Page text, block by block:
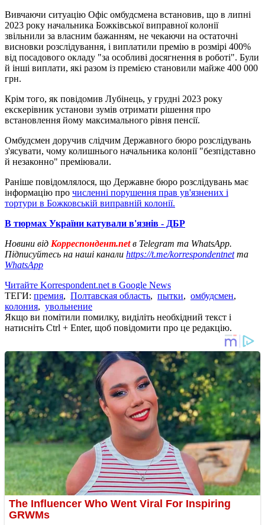
Вивчаючи ситуацію Офіс омбудсмена встановив, що в липні
2023 року начальника Божківської виправної колонії
звільнили за власним бажанням, не чекаючи на остаточні
висновки розслідування, і виплатили премію в розмірі 400%
від посадового окладу "за особливі досягнення в роботі". Були
й інші виплати, які разом із премією становили майже 400 000
грн.
Крім того, як повідомив Лубінець, у грудні 2023 року
екскерівник установи зумів отримати рішення про
встановлення йому максимального рівня пенсії.
Омбудсмен доручив слідчим Державного бюро розслідувань
з'ясувати, чому колишнього начальника колонії "безпідставно
й незаконно" преміювали.
Раніше повідомлялося, що Державне бюро розслідувань має
інформацію про численні порушення прав ув'язнених і
тортури в Божковській виправній колонії.
В тюрмах України катували в'язнів - ДБР
Новини від Корреспондент.netв Telegram та WhatsApp.
Підписуйтесь на наші канали https://t.me/korrespondentnetта
WhatsApp
Читайте Korrespondent.net в Google News
ТЕГИ: премия, Полтавская область, пытки, омбудсмен,
колония, увольнение
Якщо ви помітили помилку, виділіть необхідний текст і
натисніть Ctrl + Enter, щоб повідомити про це редакцію.